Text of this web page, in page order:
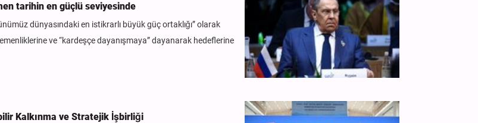
tarihin en güçlü seviyesinde
dünyasındaki en istikrarlı büyük güç ortaklığı” olarak
ve “kardeşçe dayanışmaya” dayanarak hedeflerine
Kalkınma ve Stratejik İşbirliği